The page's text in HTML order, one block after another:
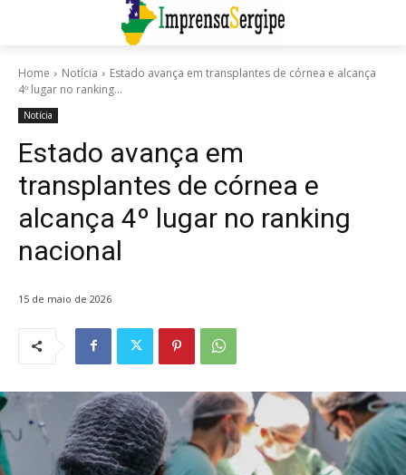
Home Notícia
Estado avança em transplantes de córnea e alcança
4º lugar no ranking...
Notícia
Estado avança em
transplantes de córnea e
alcança 4º lugar no ranking
nacional
15 de maio de 2026